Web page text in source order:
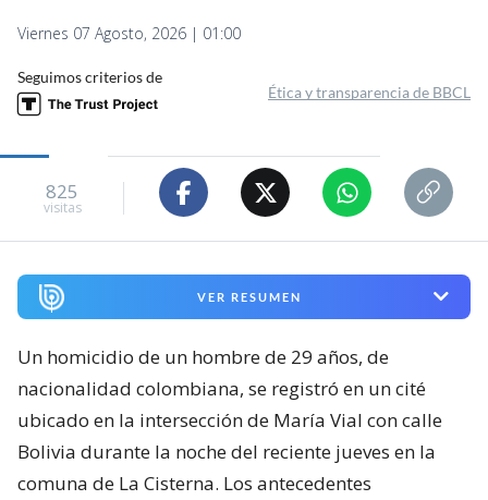
Viernes 07 Agosto, 2026 | 01:00
Seguimos criterios de
Ética y transparencia de BBCL
825
visitas
VER RESUMEN
Un homicidio de un hombre de 29 años, de
nacionalidad colombiana, se registró en un cité
ubicado en la intersección de María Vial con calle
Bolivia durante la noche del reciente jueves en la
comuna de La Cisterna. Los antecedentes